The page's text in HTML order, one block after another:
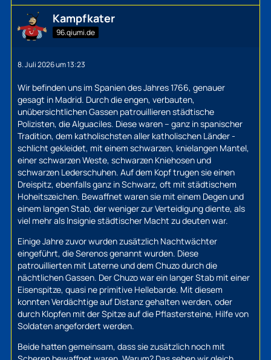
Kampfkater
96.qiumi.de
8. Juli 2026 um 13:23
Wir befinden uns im Spanien des Jahres 1766, genauer
gesagt in Madrid. Durch die engen, verbauten,
unübersichtlichen Gassen patrouillieren städtische
Polizisten, dieAlguaciles. Diese waren – ganz in spanischer
Tradition, dem katholischsten aller katholischen Länder -
schlicht gekleidet, mit einem schwarzen, knielangen Mantel,
einer schwarzen Weste, schwarzen Kniehosen und
schwarzen Lederschuhen. Auf dem Kopf trugen sie einen
Dreispitz, ebenfalls ganz in Schwarz, oft mit städtischem
Hoheitszeichen. Bewaffnet waren sie mit einem Degen und
einem langen Stab, der weniger zur Verteidigung diente, als
viel mehr als Insignie städtischer Macht zu deuten war.
Einige Jahre zuvor wurden zusätzlich Nachtwächter
eingeführt, dieSerenosgenannt wurden. Diese
patrouillierten mit Laterne und dem Chuzo durch die
nächtlichen Gassen. Der Chuzo war ein langer Stab mit einer
Eisenspitze, quasi ne primitive Hellebarde. Mit diesem
konnten Verdächtige auf Distanz gehalten werden, oder
durch Klopfen mit der Spitze auf die Pflastersteine, Hilfe von
Soldaten angefordert werden.
Beide hatten gemeinsam, dass sie zusätzlich noch mit